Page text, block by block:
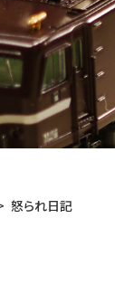
怒られ日記